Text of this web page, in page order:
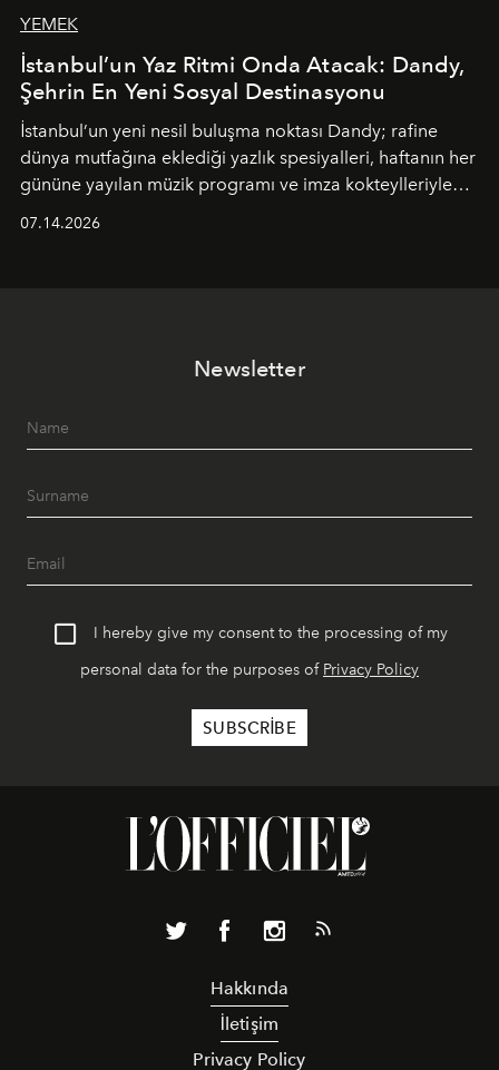
YEMEK
İstanbul’un Yaz Ritmi Onda Atacak: Dandy,
Şehrin En Yeni Sosyal Destinasyonu
İstanbul’un yeni nesil buluşma noktası Dandy; rafine
dünya mutfağına eklediği yazlık spesiyalleri, haftanın her
gününe yayılan müzik programı ve imza kokteylleriyle
07.14.2026
Newsletter
I hereby give my consent to the processing of my
personal data for the purposes of Privacy Policy
Hakkında
İletişim
Privacy Policy